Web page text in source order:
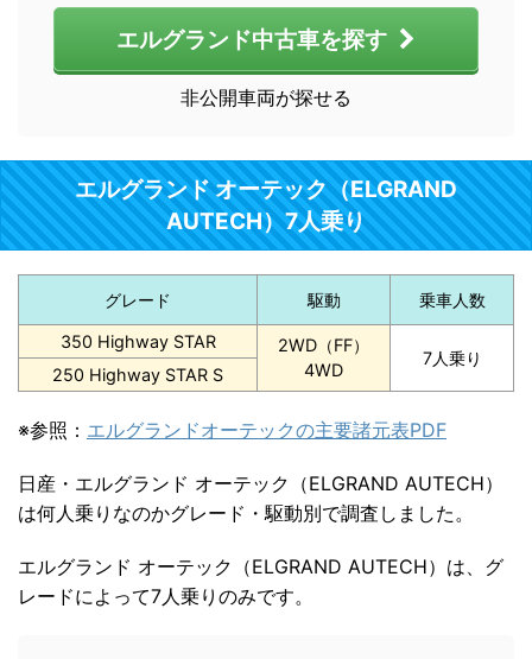
エルグランド中古車を探す
非公開車両が探せる
エルグランド オーテック（ELGRAND
AUTECH）7人乗り
グレード 駆動 乗車人数
350 Highway STAR
2WD（FF）
4WD
7人乗り
250 Highway STAR S
※参照： エルグランドオーテックの主要諸元表PDF
日産・エルグランド オーテック（ELGRAND AUTECH）
は何人乗りなのかグレード・駆動別で調査しました。
エルグランド オーテック（ELGRAND AUTECH）は、グ
レードによって7人乗りのみです。